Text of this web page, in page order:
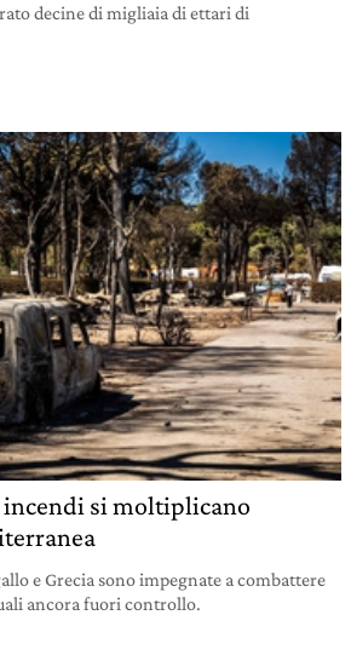
decine di migliaia di ettari di
si moltiplicano
e Grecia sono impegnate a combattere
ancora fuori controllo.